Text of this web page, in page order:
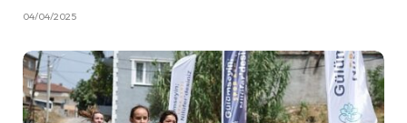
04/04/2025